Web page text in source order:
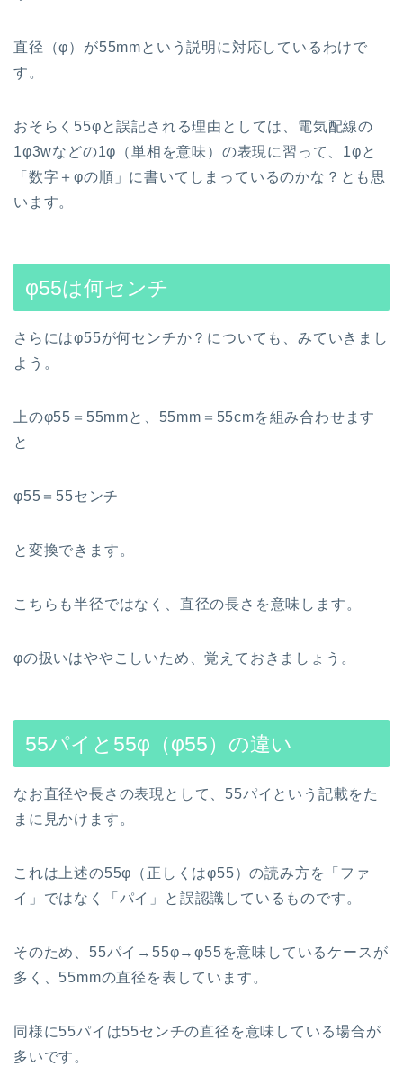
直径（φ）が55mmという説明に対応しているわけで
す。
おそらく55φと誤記される理由としては、電気配線の
1φ3wなどの1φ（単相を意味）の表現に習って、1φと
「数字＋φの順」に書いてしまっているのかな？とも思
います。
φ55は何センチ
さらにはφ55が何センチか？についても、みていきまし
よう。
上のφ55＝55mmと、55mm＝55cmを組み合わせます
と
φ55＝55センチ
と変換できます。
こちらも半径ではなく、直径の長さを意味します。
φの扱いはややこしいため、覚えておきましょう。
55パイと55φ（φ55）の違い
なお直径や長さの表現として、55パイという記載をた
まに見かけます。
これは上述の55φ（正しくはφ55）の読み方を「ファ
イ」ではなく「パイ」と誤認識しているものです。
そのため、55パイ→55φ→φ55を意味しているケースが
多く、55mmの直径を表しています。
同様に55パイは55センチの直径を意味している場合が
多いです。